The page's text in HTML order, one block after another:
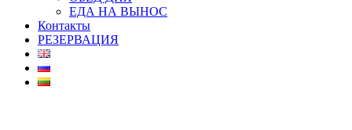
ЕДА НА ВЫНОС
Контакты
РЕЗЕРВАЦИЯ